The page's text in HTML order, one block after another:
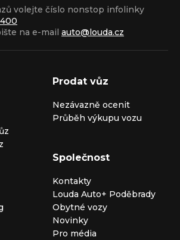
volejte číslo nonstop infolinky
na e-mail auto@louda.cz
Prodat vůz
Nezávazně ocenit
Průběh výkupu vozu
Společnost
Kontakty
Louda Auto+ Poděbrady
Obytné vozy
Novinky
Pro média